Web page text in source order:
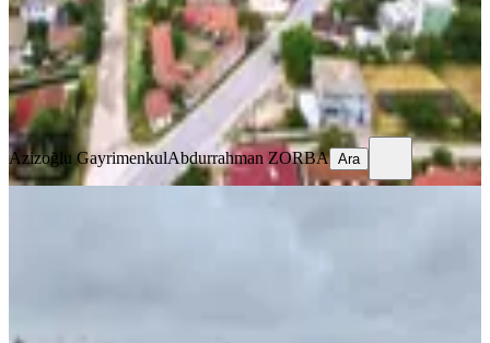
2.500.000 ₺
Azizoğlu GayrimenkulAbdurrahman ZORBA
Ara
Azizoğlu GayrimenkulAbdurrahman ZORBA Ara